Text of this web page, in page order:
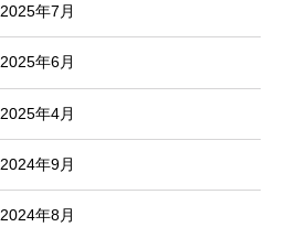
2025年7月
2025年6月
2025年4月
2024年9月
2024年8月